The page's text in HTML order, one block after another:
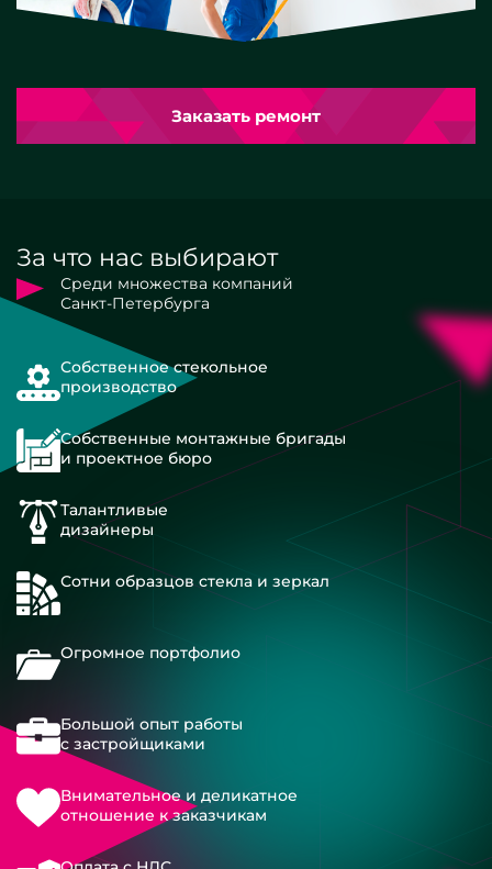
Заказать ремонт
За что нас выбирают
Среди множества компаний
Санкт-Петербурга
Собственное стекольное
производство
Собственные монтажные бригады
и проектное бюро
Талантливые
дизайнеры
Сотни образцов стекла и зеркал
Огромное портфолио
Большой опыт работы
с застройщиками
Внимательное и деликатное
отношение к заказчикам